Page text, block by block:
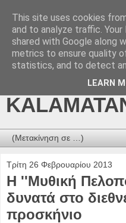
ONLINE-
Τρίτη 26 Φεβρουαρίου 2013
Η ''Μυθική
δυνατά στο
προσκήνιο
This site uses cookies
and to analyze traffic.
shared with Google along
metrics to ensure quality
statistics, and to detect
LEARN